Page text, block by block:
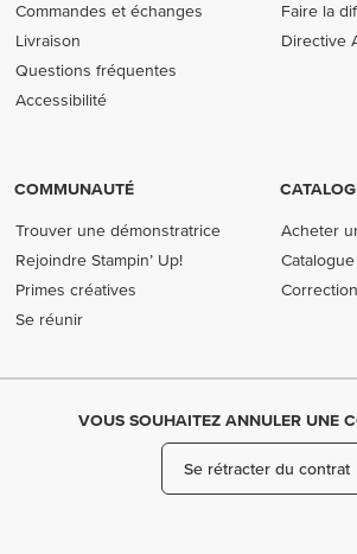
Commandes et échanges
Livraison
Questions fréquentes
Accessibilité
Faire la
Directive
COMMUNAUTÉ
Trouver une démonstratrice
Rejoindre Stampin’ Up!
Primes créatives
Se réunir
Acheter
VOUS SOUHAITEZ ANNULER UNE
Se rétracter du contrat